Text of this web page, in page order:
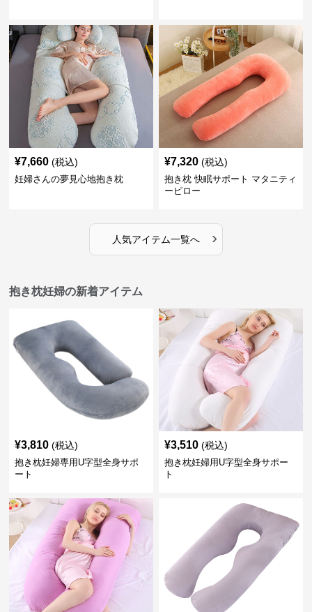
¥7,660 (税込)
妊婦さんの夢見心地抱き枕
¥7,320 (税込)
抱き枕 快眠サポート マタニティ
ーピロー
人気アイテム一覧へ ›
抱き枕妊婦の新着アイテム
¥3,810 (税込)
抱き枕妊婦専用U字型全身サポ
ート
¥3,510 (税込)
抱き枕妊婦用U字型全身サポー
ト